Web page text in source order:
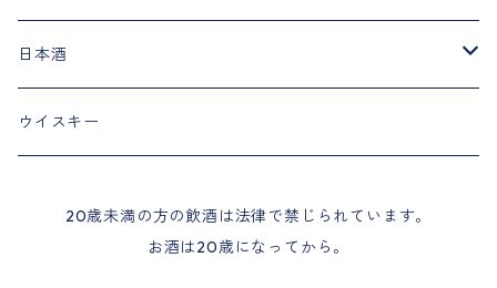
人生をサボるワイン。
酸化防止剤無添加 コンコード
世界の葡萄酒醸造家
日本酒
龍の如し
ウイスキー
20歳未満の方の飲酒は法律で禁じられています。
お酒は20歳になってから。